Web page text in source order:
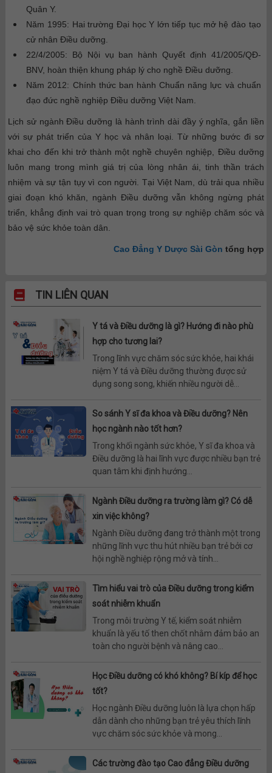
Quân Y.
Năm 1995: Hai trường Đại học Y lớn tiếp tục mở hệ đào tạo
cử nhân Điều dưỡng.
22/4/2005: Bộ Nội vụ ban hành Quyết định 41/2005/QĐ-
BNV, hoàn thiện khung pháp lý cho nghề Điều dưỡng.
Năm 2012: Chính thức ban hành Chuẩn năng lực và chuẩn
đạo đức nghề nghiệp Điều dưỡng Việt Nam.
Lịch sử ngành Điều dưỡng là hành trình dài đầy ý nghĩa, gắn liền
với sự phát triển của Y học và nhân loại. Từ những bước đi sơ
khai cho đến khi trở thành một nghề chuyên nghiệp, Điều dưỡng
luôn mang trong mình giá trị của lòng nhân ái, tinh thần trách
nhiệm và sự tận tụy vì con người. Tại Việt Nam, dù trải qua nhiều
giai đoạn khó khăn, ngành Điều dưỡng vẫn không ngừng phát
triển, khẳng định vai trò quan trọng trong sự nghiệp chăm sóc và
bảo vệ sức khỏe toàn dân.
Cao Đẳng Y Dược Sài Gòn tổng hợp
TIN LIÊN QUAN
Y tá và Điều dưỡng là gì? Hướng đi nào phù
hợp cho tương lai?
Trong lĩnh vực chăm sóc sức khỏe, hai khái
niệm Y tá và Điều dưỡng thường được sử
dụng song song, khiến nhiều người dễ...
So sánh Y sĩ đa khoa và Điều dưỡng? Nên
học ngành nào tốt hơn?
Trong khối ngành sức khỏe, Y sĩ đa khoa và
Điều dưỡng là hai lĩnh vực được nhiều bạn trẻ
quan tâm khi định hướng...
Ngành Điều dưỡng ra trường làm gì? Có dễ
xin việc không?
Ngành Điều dưỡng đang trở thành một trong
những lĩnh vực thu hút nhiều bạn trẻ bởi cơ
hội nghề nghiệp rộng mở và tính...
Tìm hiểu vai trò của Điều dưỡng trong kiểm
soát nhiễm khuẩn
Trong môi trường Y tế, kiểm soát nhiễm
khuẩn là yếu tố then chốt nhằm đảm bảo an
toàn cho người bệnh và nâng cao...
Học Điều dưỡng có khó không? Bí kíp để học
tốt?
Học ngành Điều dưỡng luôn là lựa chọn hấp
dẫn dành cho những bạn trẻ yêu thích lĩnh
vực chăm sóc sức khỏe và mong...
Các trường đào tạo Cao đẳng Điều dưỡng